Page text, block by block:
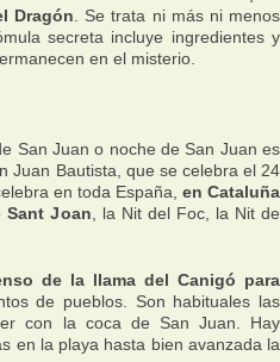
Dragón . Se trata ni más ni menos
secreta incluye ingredientes y
en el misterio.
San Juan o noche de San Juan es
Juan Bautista, que se celebra el 24
en toda España, en Cataluña
Sant Joan , la Nit del Foc, la Nit de
de la llama del Canigó para
de pueblos. Son habituales las
con la coca de San Juan. Hay
en la playa hasta bien avanzada la